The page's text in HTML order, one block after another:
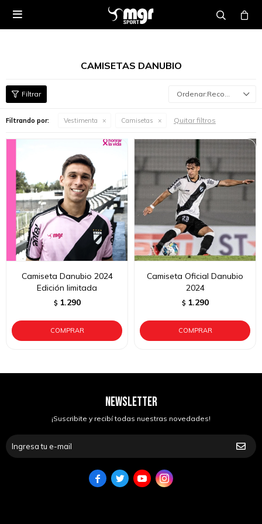

CAMISETAS DANUBIO
Recomendados
Filtrando por: Vestimenta Camisetas Quitar filtros
Camiseta Danubio 2024
Edición limitada
$ 1.290
Camiseta Oficial Danubio
2024
$ 1.290
NEWSLETTER
¡Suscribite y recibí todas nuestras novedades!
   